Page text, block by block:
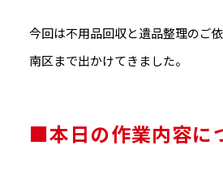
今回は不用品回収と遺品整理のご
南区まで出かけてきました。
■本日の作業内容に